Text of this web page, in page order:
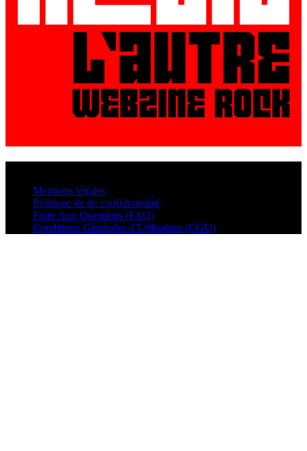
Mentions légales
Politique de de confidentialité
Foire Aux Questions (FAQ)
Conditions Générales d’Utilisation (CGU)